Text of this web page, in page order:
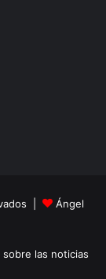
|
Ángel
las noticias